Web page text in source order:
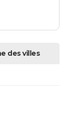
des villes